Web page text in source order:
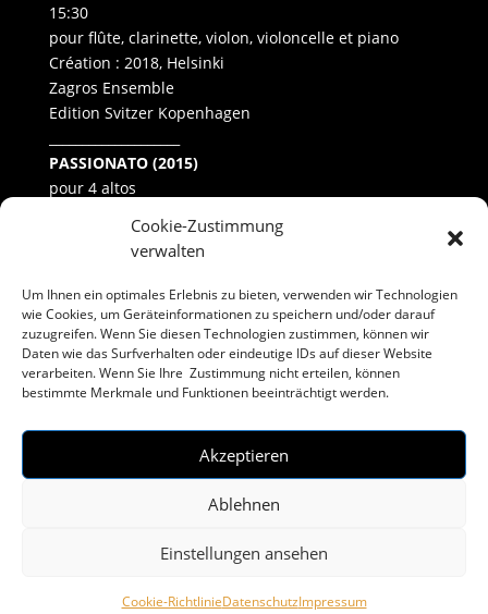
Cookie-Zustimmung
verwalten
Um Ihnen ein optimales Erlebnis zu bieten, verwenden wir Technologien
wie Cookies, um Geräteinformationen zu speichern und/oder darauf
zuzugreifen. Wenn Sie diesen Technologien zustimmen, können wir
Daten wie das Surfverhalten oder eindeutige IDs auf dieser Website
verarbeiten. Wenn Sie Ihre Zustimmung nicht erteilen, können
bestimmte Merkmale und Funktionen beeinträchtigt werden.
Akzeptieren
Ablehnen
Einstellungen ansehen
Cookie-RichtlinieDatenschutzImpressum
15:30
pour flûte, clarinette, violon, violoncelle et piano
Création : 2018, Helsinki
Zagros Ensemble
Edition Svitzer Kopenhagen
PASSIONATO (2015)
pour 4 altos
Andra Darzins, Quatuor d‘altos „Violissimo“
Strube Verlag München
imprimer
Legal Notice
Clause de non-responsabilité